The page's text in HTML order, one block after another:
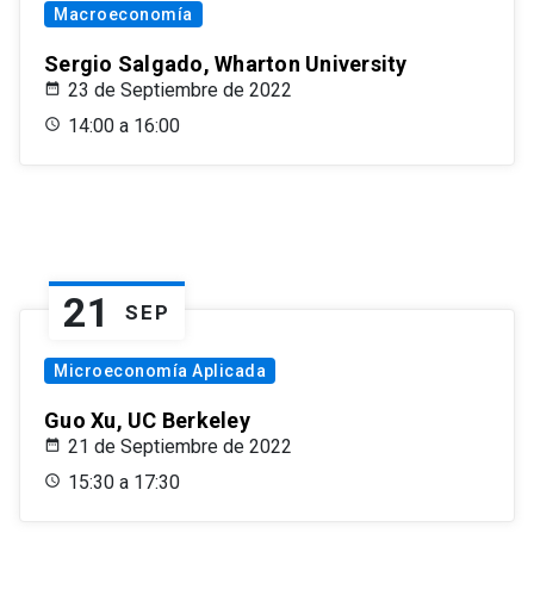
Macroeconomía
Sergio Salgado, Wharton University
23 de Septiembre de 2022
14:00 a 16:00
21 SEP
Microeconomía Aplicada
Guo Xu, UC Berkeley
21 de Septiembre de 2022
15:30 a 17:30